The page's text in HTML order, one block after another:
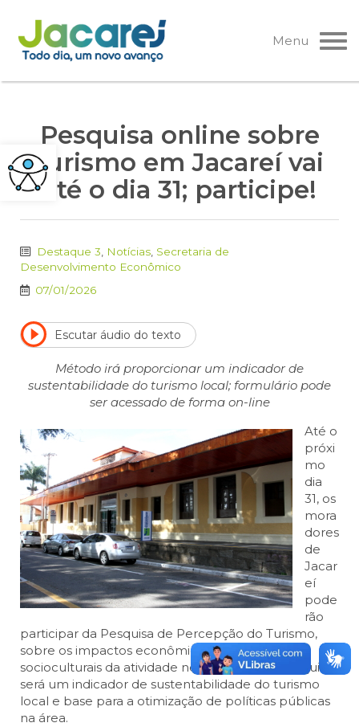
Pular
para
o
Menu
Pesquisa online sobre
turismo em Jacareí vai
até o dia 31; participe!
Destaque 3 Notícias Secretaria de
Desenvolvimento Econômico
07/01/2026
Escutar áudio do texto
Método irá proporcionar um indicador de
sustentabilidade do turismo local; formulário pode
ser acessado de forma on-line
Até o
próxi
mo
dia
31, os
mora
dores
de
Jacar
eí
pode
rão
participar da Pesquisa de Percepção do Turismo,
sobre os impactos econômicos, ambientais,
socioculturais da atividade no município. A pesquisa
será um indicador de sustentabilidade do turismo
local e base para a otimização de políticas públicas
na área.